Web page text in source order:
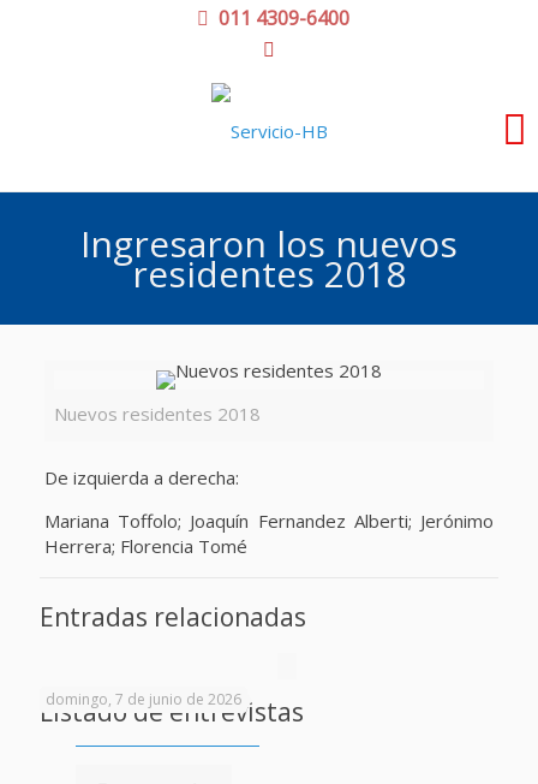
011 4309-6400
Ingresaron los nuevos
residentes 2018
Nuevos residentes 2018
De izquierda a derecha:
Mariana Toffolo; Joaquín Fernandez Alberti; Jerónimo
Herrera; Florencia Tomé
Entradas relacionadas
domingo, 7 de junio de 2026
Listado de entrevistas